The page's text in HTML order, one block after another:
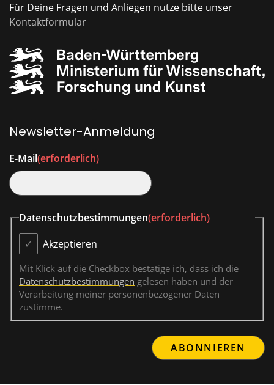
Für Deine Fragen und Anliegen nutze bitte unser
Kontaktformular
Newsletter-Anmeldung
E-Mail(erforderlich)
Datenschutzbestimmungen(erforderlich)
Akzeptieren
Mit Klick auf die Checkbox bestätige ich, dass ich die
Datenschutzbestimmungen gelesen haben und der
Verarbeitung meiner personenbezogener Daten
zustimme.